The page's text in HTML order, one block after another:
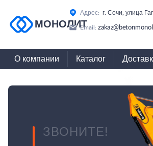
МОНОЛИТ
Адрес: г. Сочи, улица
Email:
О компании Каталог
ЗВОНИТЕ!